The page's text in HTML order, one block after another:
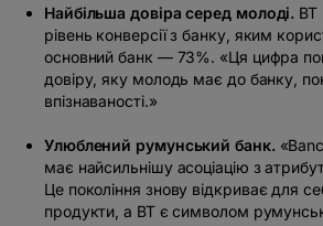
Найбільша довіра серед молоді.
рівень конверсії з банку, яким
основний банк — 73%. «Ця цифра
довіру, яку молодь має до банку,
впізнаваності.»
Улюблений румунський банк.
має найсильнішу асоціацію з
Це покоління знову відкриває для
продукти, а BT є символом